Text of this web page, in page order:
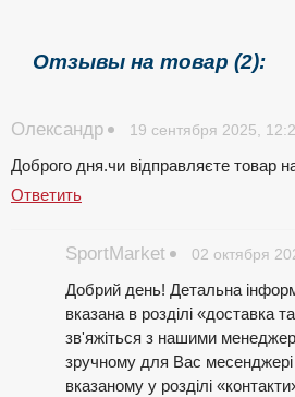
Отзывы на товар (2):
Олександр 19 сентября 2025,
Доброго дня.чи відправляєте товар
Ответить
SportMarket 02 октября
Добрий день! Детальна
вказана в розділі «доставка
зв'яжіться з нашими
зручному для Вас
вказаному у розділі